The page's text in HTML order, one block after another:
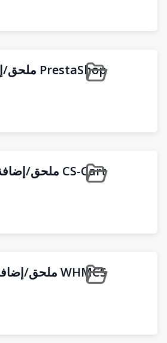
PrestaShop ملحق/إضافة الربط
CS-Cart ملحق/إضافة الربط
WHMCS ملحق/إضافة الربط